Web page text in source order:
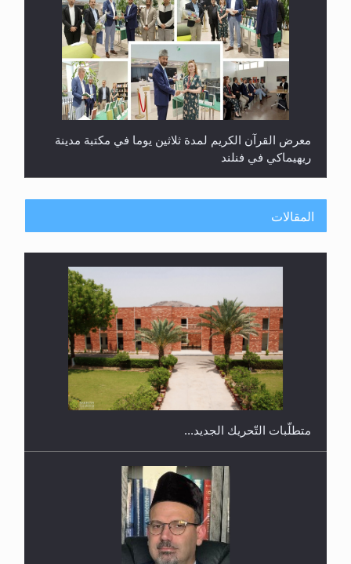
معرض القرآن الكريم لمدة ثلاثين يوما في مكتبة مدينة
ريهيماكي في فنلند
ندوة حول نظام الوصية في الجماعة الأحمدية في
شيتاغونغ – بنغلاديش
المقالات
متطلَّبات التّحريك الجديد...